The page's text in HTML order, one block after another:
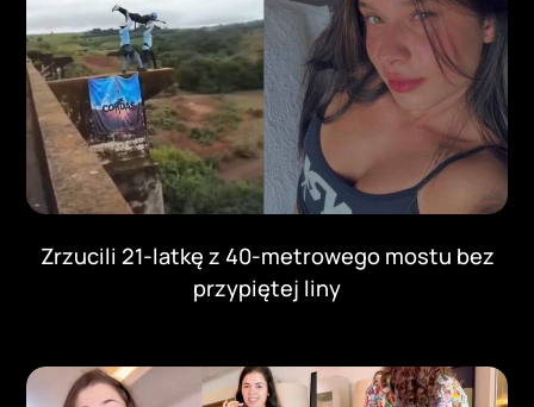
Zrzucili 21-latkę z 40-metrowego mostu bez
przypiętej liny